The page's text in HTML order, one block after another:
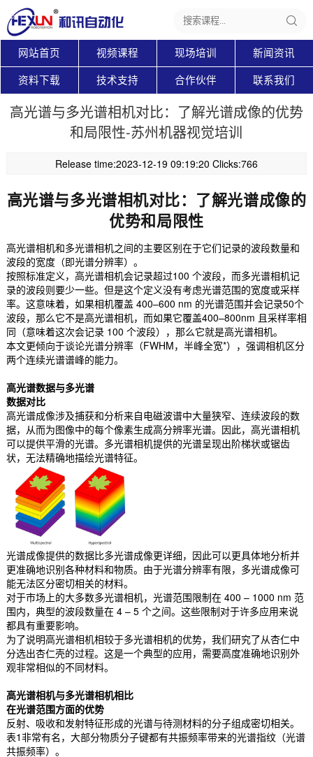
网站首页 视频课程 现场培训 新闻资讯
资料下载 技术支持 合作伙伴 联系我们
高光谱与多光谱相机对比：了解光谱成像的优势
和局限性-苏州机器视觉培训
Release time:2023-12-19 09:19:20 Clicks:766
高光谱与多光谱相机对比：了解光谱成像的
优势和局限性
高光谱相机和多光谱相机之间的主要区别在于它们记录的波段数量和
波段的宽度（即光谱分辨率）。
按照标准定义，高光谱相机会记录超过100 个波段，而多光谱相机记
录的波段则要少一些。但是这个定义没有考虑光谱范围的宽度或采样
率。这意味着，如果相机覆盖 400–600 nm 的光谱范围并会记录50个
波段，那么它不是高光谱相机，而如果它覆盖400–800nm 且采样率相
同（意味着这次会记录 100 个波段），那么它就是高光谱相机。
本文更倾向于谈论光谱分辨率（FWHM，半峰全宽*），强调相机区分
两个连续光谱谱峰的能力。
高光谱数据与多光谱
数据对比
高光谱成像涉及捕获和分析来自电磁波谱中大量狭窄、连续波段的数
据，从而为图像中的每个像素生成高分辨率光谱。因此，高光谱相机
可以提供平滑的光谱。多光谱相机提供的光谱呈现出阶梯状或锯齿
状，无法精确地描绘光谱特征。
光谱成像提供的数据比多光谱成像更详细，因此可以更具体地分析并
更准确地识别各种材料和物质。由于光谱分辨率有限，多光谱成像可
能无法区分密切相关的材料。
对于市场上的大多数多光谱相机，光谱范围限制在 400 – 1000 nm 范
围内，典型的波段数量在 4 – 5 个之间。这些限制对于许多应用来说
都具有重要影响。
为了说明高光谱相机相较于多光谱相机的优势，我们研究了从杏仁中
分选出杏仁壳的过程。这是一个典型的应用，需要高度准确地识别外
观非常相似的不同材料。
高光谱相机与多光谱相机相比
在光谱范围方面的优势
反射、吸收和发射特征形成的光谱与待测材料的分子组成密切相关。
表1非常有名，大部分物质分子键都有共振频率带来的光谱指纹（光谱
共振频率）。